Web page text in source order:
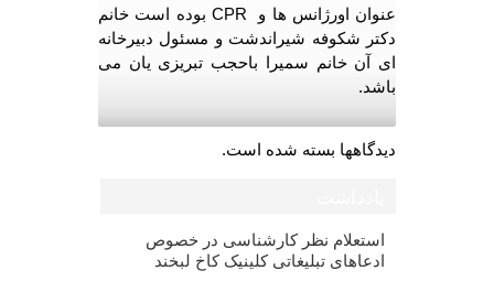
عنوان اورژانس ها و CPR بوده است خانم
دکتر شکوفه شیراندشت و مسئول دبیرخانه
ای آن خانم سمیرا باحجب تبریزی یان می
باشد.
دیدگاهها بسته شده است.
استعلام نظر کارشناسی در خصوص
ادعاهای تبلیغاتی کلینیک کاخ لبخند